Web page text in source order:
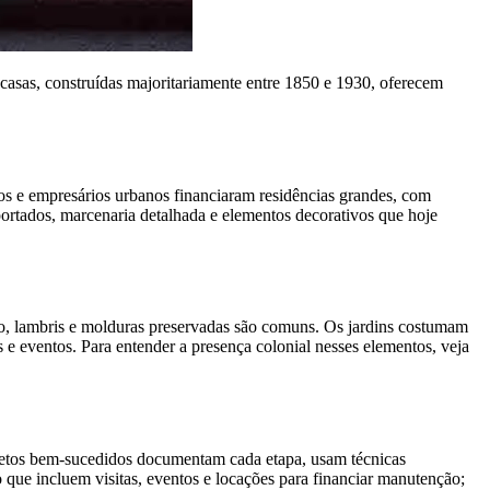
construídas majoritariamente entre 1850 e 1930, oferecem
e empresários urbanos financiaram residências grandes, com
marcenaria detalhada e elementos decorativos que hoje
e molduras preservadas são comuns. Os jardins costumam
eventos. Para entender a presença colonial nesses elementos, veja
bem-sucedidos documentam cada etapa, usam técnicas
incluem visitas, eventos e locações para financiar manutenção;